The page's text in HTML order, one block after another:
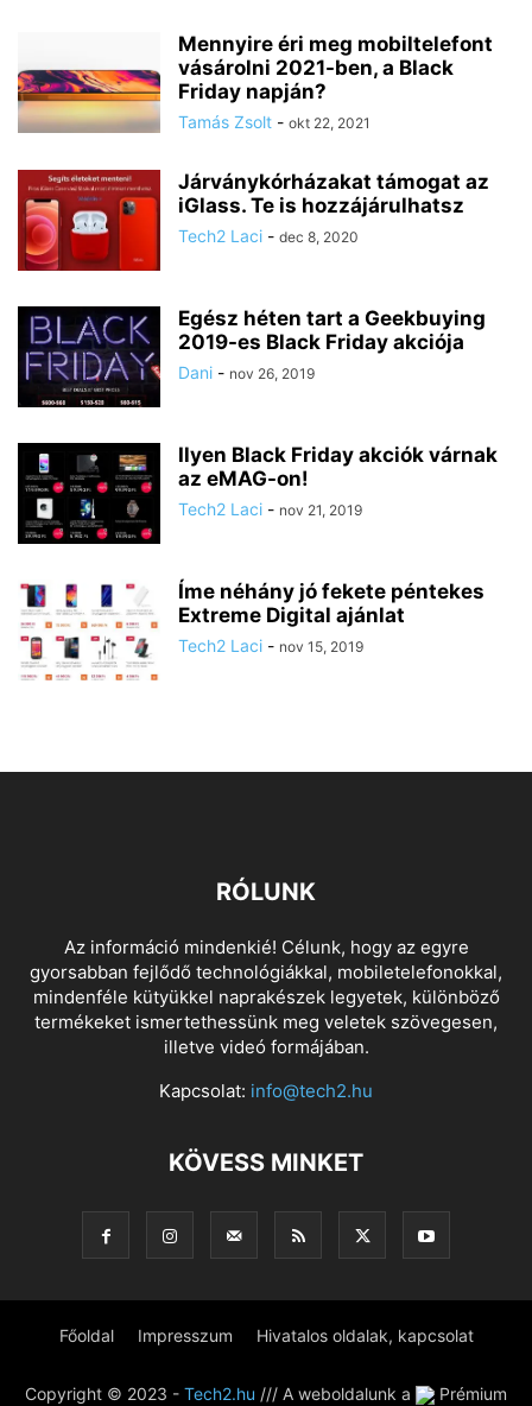
Mennyire éri meg mobiltelefont
vásárolni 2021-ben, a Black
Friday napján?
Tamás Zsolt - okt 22, 2021
Járványkórházakat támogat az
iGlass. Te is hozzájárulhatsz
Tech2 Laci - dec 8, 2020
Egész héten tart a Geekbuying
2019-es Black Friday akciója
Dani - nov 26, 2019
Ilyen Black Friday akciók várnak
az eMAG-on!
Tech2 Laci - nov 21, 2019
Íme néhány jó fekete péntekes
Extreme Digital ajánlat
Tech2 Laci - nov 15, 2019
RÓLUNK
Az információ mindenkié! Célunk, hogy az egyre
gyorsabban fejlődő technológiákkal, mobiletelefonokkal,
mindenféle kütyükkel naprakészek legyetek, különböző
termékeket ismertethessünk meg veletek szövegesen,
illetve videó formájában.
Kapcsolat: info@tech2.hu
KÖVESS MINKET
Főoldal Impresszum Hivatalos oldalak, kapcsolat
Copyright © 2023 - Tech2.hu /// A weboldalunk a Prémium